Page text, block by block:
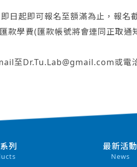
日起即可報名至額滿為止，報
款學費(匯款帳號將會連同正取通
至Dr.Tu.Lab@gmail.com或電
列 最新活動
News